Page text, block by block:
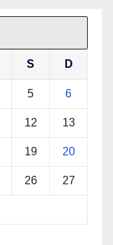
S D
5 6
12 13
19 20
26 27